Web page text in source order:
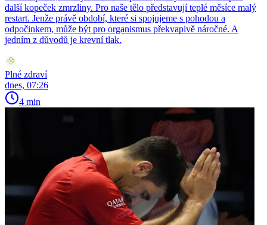
další kopeček zmrzliny. Pro naše tělo představují teplé měsíce malý
restart. Jenže právě období, které si spojujeme s pohodou a
odpočinkem, může být pro organismus překvapivě náročné. A
jedním z důvodů je krevní tlak.
Plné zdraví
dnes, 07:26
4 min